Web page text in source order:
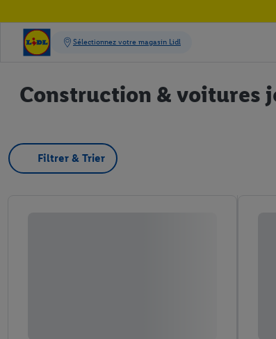
Construction & voitures
Filtrer & Trier